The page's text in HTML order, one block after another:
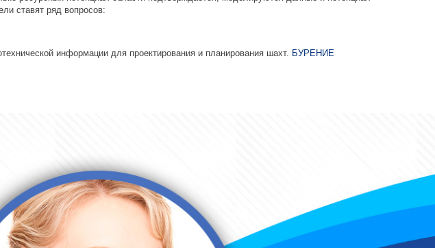
ставят ряд вопросов:
информации для проектирования и планирования шахт. БУРЕНИЕ